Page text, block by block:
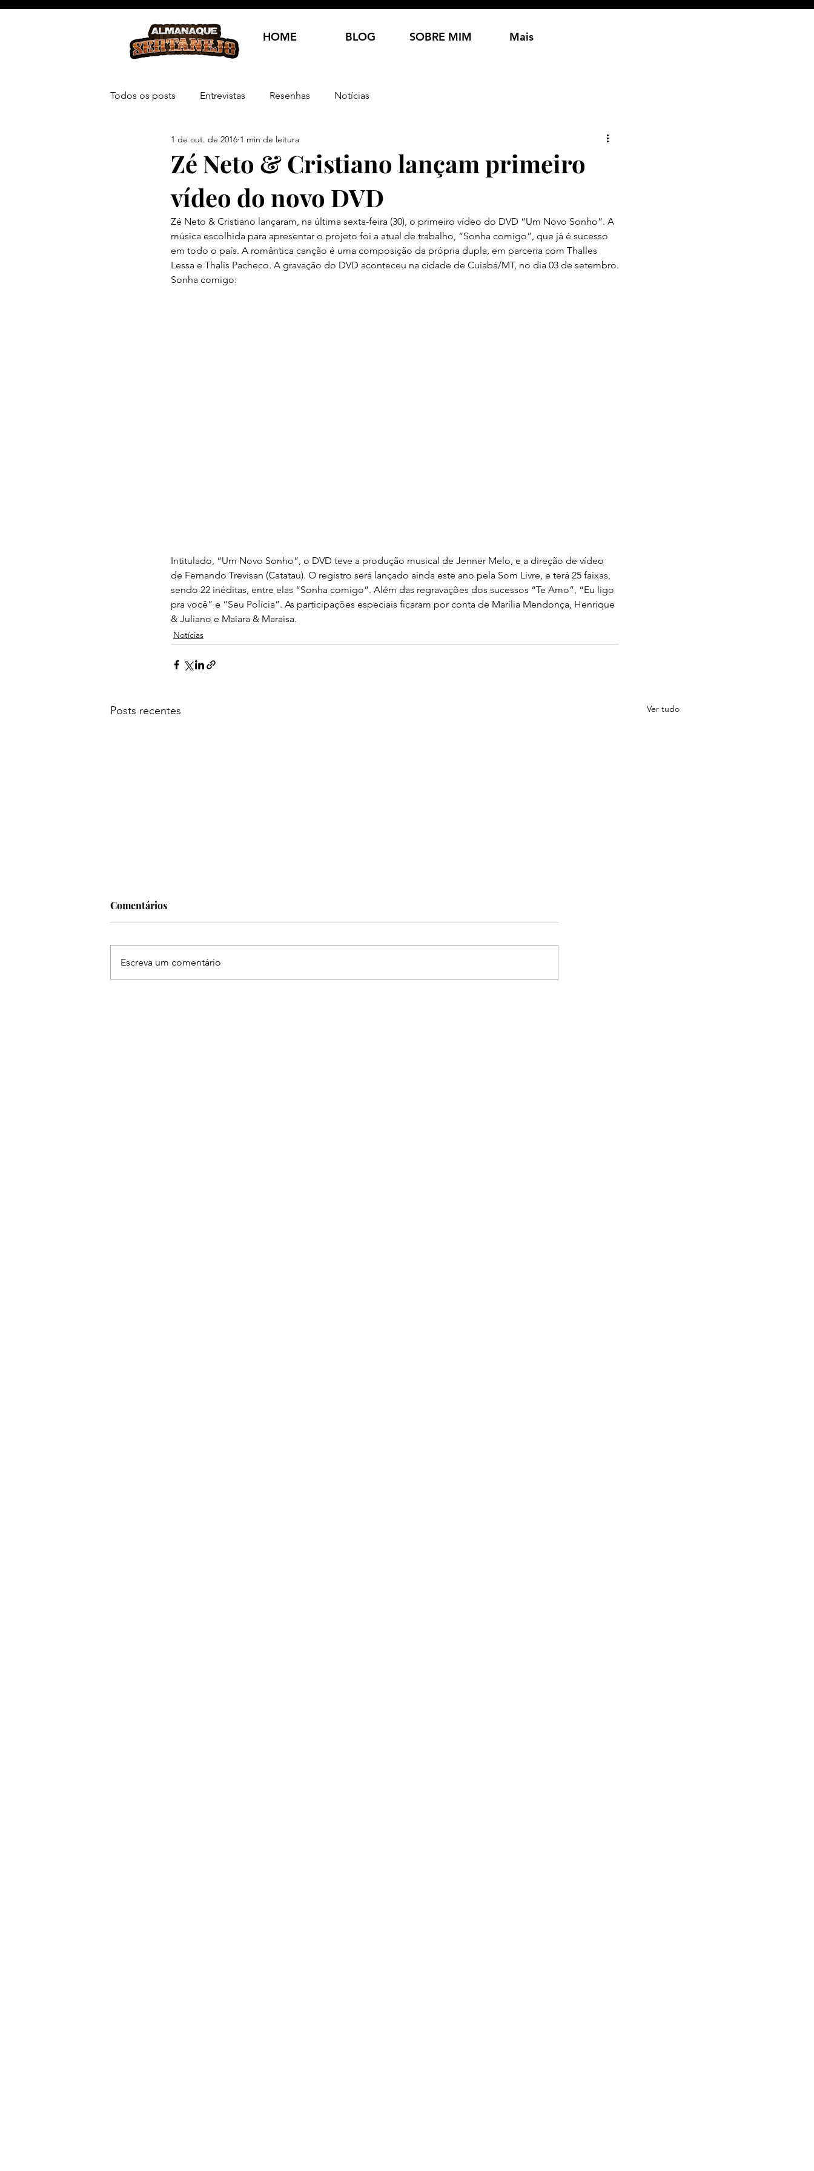
HOME BLOG SOBRE MIM Mais
Todos os posts Entrevistas Resenhas Notícias
Zé Neto & Cristiano lançam primeiro
vídeo do novo DVD
1 de out. de 2016 1 min de leitura
Zé Neto & Cristiano lançaram, na última sexta-feira (30), o primeiro vídeo do DVD “Um Novo Sonho”. A
música escolhida para apresentar o projeto foi a atual de trabalho, “Sonha comigo”, que já é sucesso
em todo o país. A romântica canção é uma composição da própria dupla, em parceria com Thalles
Lessa e Thalis Pacheco. A gravação do DVD aconteceu na cidade de Cuiabá/MT, no dia 03 de setembro.
Sonha comigo:
Intitulado, “Um Novo Sonho”, o DVD teve a produção musical de Jenner Melo, e a direção de vídeo
de Fernando Trevisan (Catatau). O registro será lançado ainda este ano pela Som Livre, e terá 25 faixas,
sendo 22 inéditas, entre elas “Sonha comigo”. Além das regravações dos sucessos “Te Amo”, “Eu ligo
pra você” e “Seu Polícia”. As participações especiais ficaram por conta de Marília Mendonça, Henrique
& Juliano e Maiara & Maraisa.
Notícias
Posts recentes Ver tudo
Comentários
Escreva um comentário